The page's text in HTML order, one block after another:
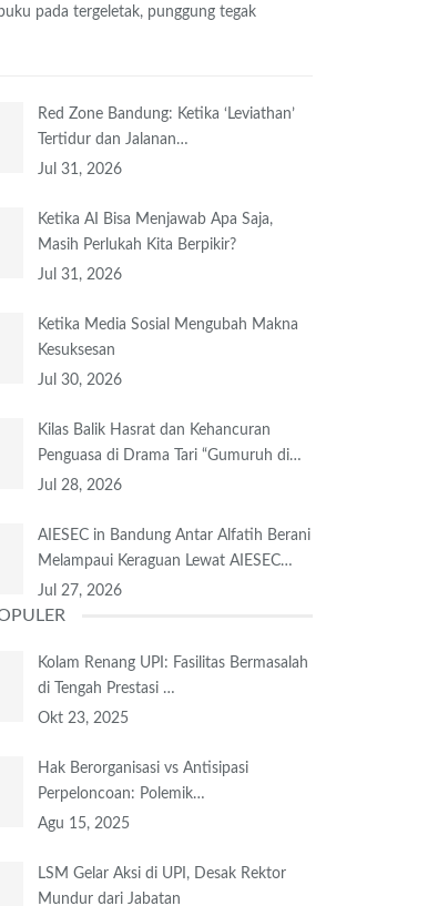
pada tergeletak, punggung tegak
Red Zone Bandung: Ketika ‘Leviathan’
Tertidur dan Jalanan…
Jul 31, 2026
Ketika AI Bisa Menjawab Apa Saja,
Masih Perlukah Kita Berpikir?
Jul 31, 2026
Ketika Media Sosial Mengubah Makna
Kesuksesan
Jul 30, 2026
Kilas Balik Hasrat dan Kehancuran
Penguasa di Drama Tari “Gumuruh di…
Jul 28, 2026
AIESEC in Bandung Antar Alfatih Berani
Melampaui Keraguan Lewat AIESEC…
Jul 27, 2026
Kolam Renang UPI: Fasilitas Bermasalah
di Tengah Prestasi …
Okt 23, 2025
Hak Berorganisasi vs Antisipasi
Perpeloncoan: Polemik…
Agu 15, 2025
LSM Gelar Aksi di UPI, Desak Rektor
Mundur dari Jabatan